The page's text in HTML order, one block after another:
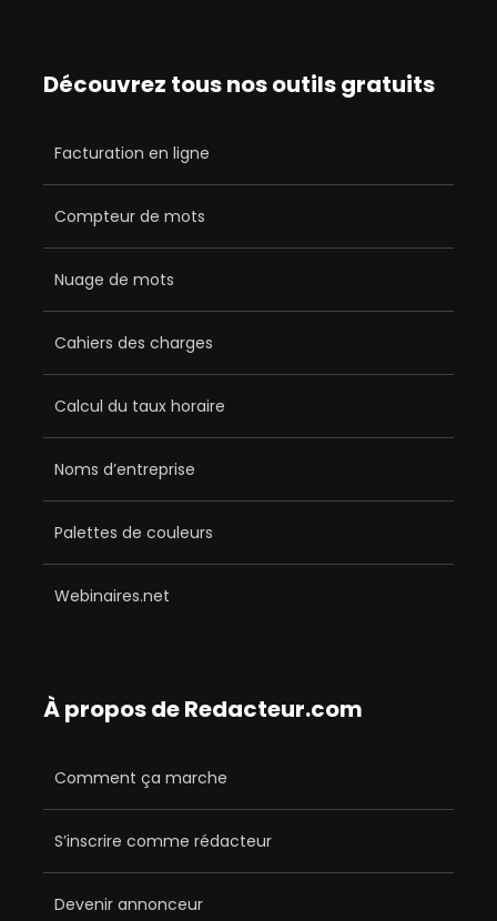
Découvrez tous nos outils gratuits
Facturation en ligne
Compteur de mots
Nuage de mots
Cahiers des charges
Calcul du taux horaire
Noms d’entreprise
Palettes de couleurs
Webinaires.net
À propos de Redacteur.com
Comment ça marche
S’inscrire comme rédacteur
Devenir annonceur